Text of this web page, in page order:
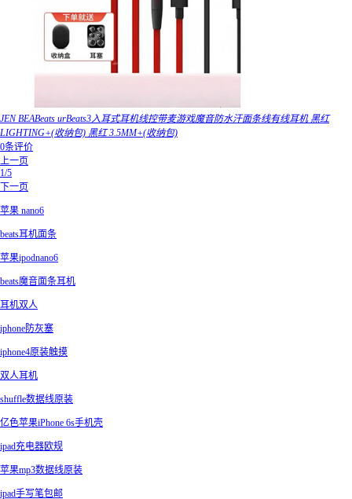
JEN BEABeats urBeats3入耳式耳机线控带麦游戏魔音防水汗面条线有线耳机 黑红
LIGHTING+(收纳包) 黑红 3.5MM+(收纳包)
0条评价
上一页
1/5
下一页
苹果 nano6
beats耳机面条
苹果ipodnano6
beats魔音面条耳机
耳机双人
iphone防灰塞
iphone4原装触摸
双人耳机
shuffle数据线原装
亿色苹果iPhone 6s手机壳
ipad充电器欧规
苹果mp3数据线原装
ipad手写笔包邮